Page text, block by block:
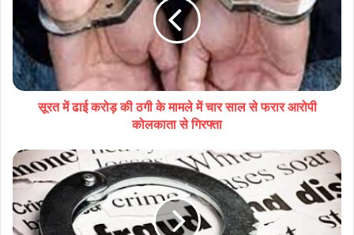
सूरत में ढाई करोड़ की ठगी के मामले में चार साल से फरार आरोपी
कोलकाता से गिरफ्ता